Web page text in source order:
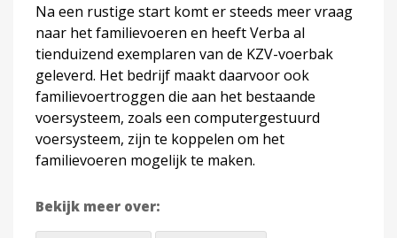
Na een rustige start komt er steeds meer vraag
naar het familievoeren en heeft Verba al
tienduizend exemplaren van de KZV-voerbak
geleverd. Het bedrijf maakt daarvoor ook
familievoertroggen die aan het bestaande
voersysteem, zoals een computergestuurd
voersysteem, zijn te koppelen om het
familievoeren mogelijk te maken.
Bekijk meer over: